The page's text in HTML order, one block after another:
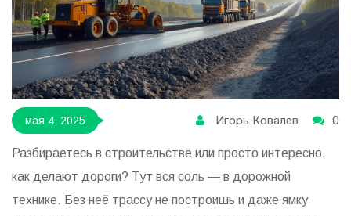
мая 4, 2025 Игорь Ковалев 0
Разбираетесь в строительстве или просто интересно,
как делают дороги? Тут вся соль — в дорожной
технике. Без неё трассу не построишь и даже ямку